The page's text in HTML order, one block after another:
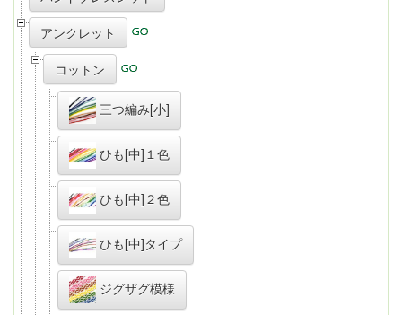
アンクレット
コットン
三つ編み[小]
ひも[中]１色
ひも[中]２色
ひも[中]タイプ
ジグザグ模様